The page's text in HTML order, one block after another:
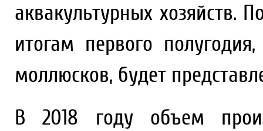
аквакультурных хозяйств.
итогам первого
моллюсков, будет
В 2018 году объем